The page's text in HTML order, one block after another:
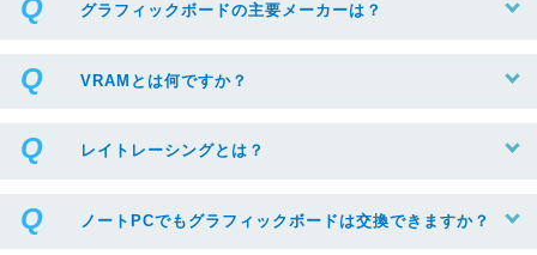
グラフィックボードの主要メーカーは？
VRAMとは何ですか？
レイトレーシングとは？
ノートPCでもグラフィックボードは交換できますか？